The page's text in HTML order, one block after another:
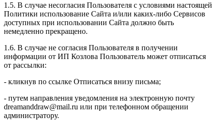
1.5. В случае несогласия Пользователя с условиями настоящей
Политики использование Сайта и/или каких-либо Сервисов
доступных при использовании Сайта должно быть
немедленно прекращено.
1.6. В случае не согласия Пользователя в получении
информации от ИП Козлова Пользователь может отписаться
от рассылки:
- кликнув по ссылке Отписаться внизу письма;
- путем направления уведомления на электронную почту
dreamanddraw@mail.ru или при телефонном обращении
администратору.